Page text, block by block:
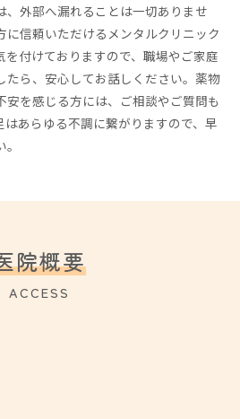
、外部へ漏れることは一切ありませ
に信頼いただけるメンタルクリニック
を付けておりますので、職場やご家庭
たら、安心してお話しください。薬物
を感じる方には、ご相談やご質問も
あらゆる不調に繋がりますので、早
院概要
ACCESS